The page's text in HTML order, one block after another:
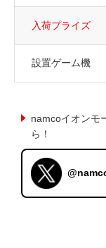
入荷プライズ
設置ゲーム機
namcoイオンモ
ら！